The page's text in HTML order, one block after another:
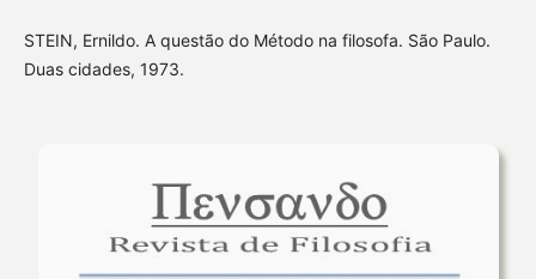
STEIN, Ernildo. A questão do Método na filosofa. São Paulo.
Duas cidades, 1973.